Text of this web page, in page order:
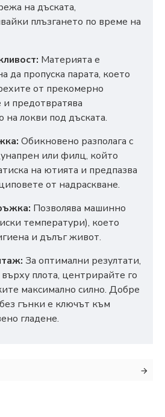
на дъската,
плъзгането по време на
Материята е
да пропуска парата, което
от прекомерно
предотвратява
на локви под дъската.
Обикновено разполага с
или филц, който
на ютията и предпазва
от надраскване.
Позволява машинно
температури), което
и дълъг живот.
За оптимални резултати,
плота, центрирайте го
максимално силно. Добре
гънки е ключът към
гладене.